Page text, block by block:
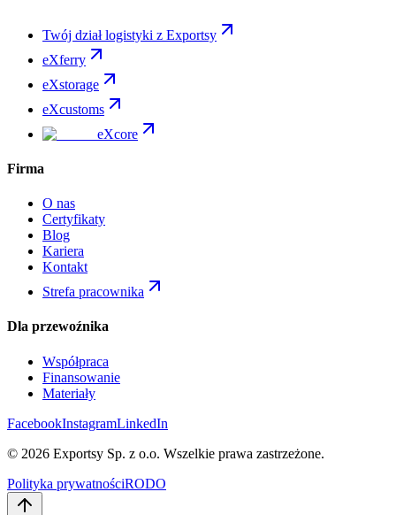
Twój dział logistyki z Exportsy
eXferry
eXstorage
eXcustoms
eXcore
Firma
O nas
Certyfikaty
Blog
Kariera
Kontakt
Strefa pracownika
Dla przewoźnika
Współpraca
Finansowanie
Materiały
FacebookInstagramLinkedIn
© 2026 Exportsy Sp. z o.o. Wszelkie prawa zastrzeżone.
Polityka prywatnościRODO